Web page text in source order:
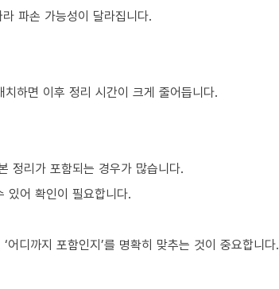
라 파손 가능성이 달라집니다.
하면 이후 정리 시간이 크게 줄어듭니다.
정리가 포함되는 경우가 많습니다.
있어 확인이 필요합니다.
디까지 포함인지’를 명확히 맞추는 것이 중요합니다.